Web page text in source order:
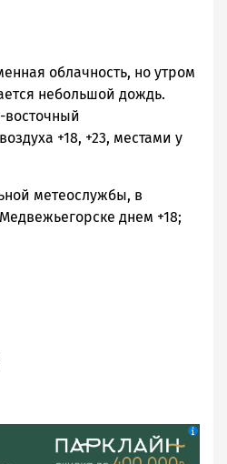
облачность, но утром
небольшой дождь.
восточный
+18, +23, местами у
метеослужбы, в
днем +18;